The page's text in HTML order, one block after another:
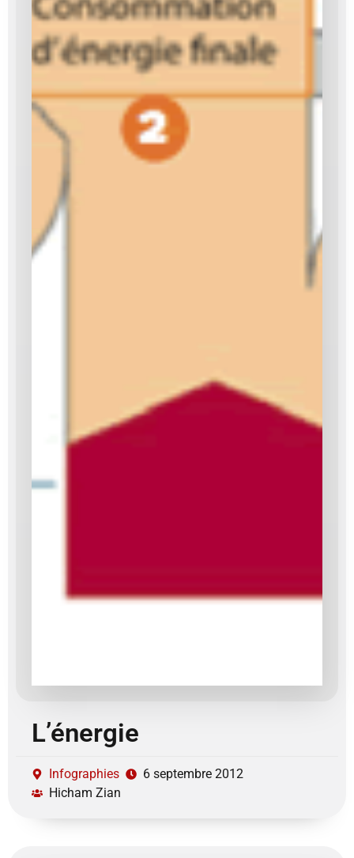
L’énergie
Infographies
6 septembre 2012
Hicham Zian